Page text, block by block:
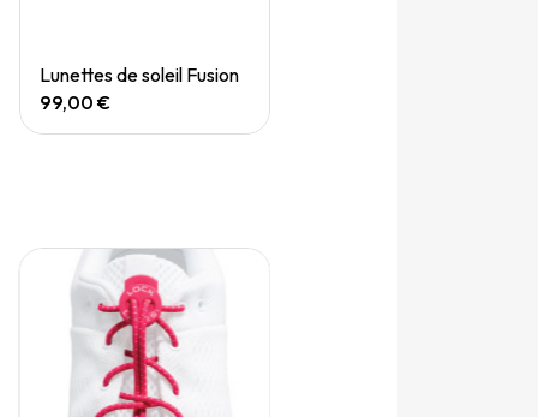
Quick View
Lunettes de soleil Fusion
99,00 €